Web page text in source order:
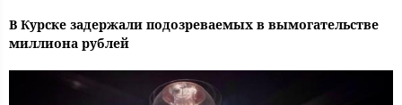
В Курске задержали подозреваемых в вымогательстве
миллиона рублей